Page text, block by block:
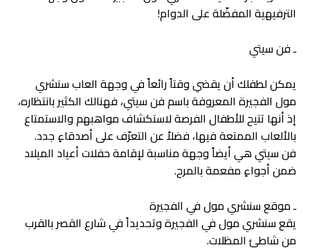
الترفيهية المفضّلة على الدوام!
ـ فن سيتي
يمكن لطفلك أن يقضي وقتاً رائعاً في وجهة العاب سنشري
مول الفجيرة المعروفة باسم فن سيتي، فهنالك الكثير بانتظاره،
إذ أنها تتيح للأطفال الفرصة لاستكشاف مواهبهم والاستمتاع
بالألعاب الممتعة فيها، فضلاً عن التعرّف على أصدقاءٍ جدد.
فن سيتي هي أيضاً وجهة مناسبة لإقامة حفلات أعياد الميلاد
ضمن أجواءٍ مفعمة بالمرح.
ـ موقع سنشري مول في الفجيرة
يقع سنشري مول في الفجيرة وتحديداً في شارع القصر بالقرب
من شاطئ المظلات.